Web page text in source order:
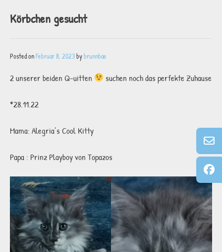
Körbchen gesucht
Posted onFebruar 8, 2023bybrunnbae
2 unserer beiden Q-uitten suchen noch das perfekte Zuhause
*28.11.22
Mama: Alegria’s Cool Kitty
Papa : Prinz Playboy von Topazos